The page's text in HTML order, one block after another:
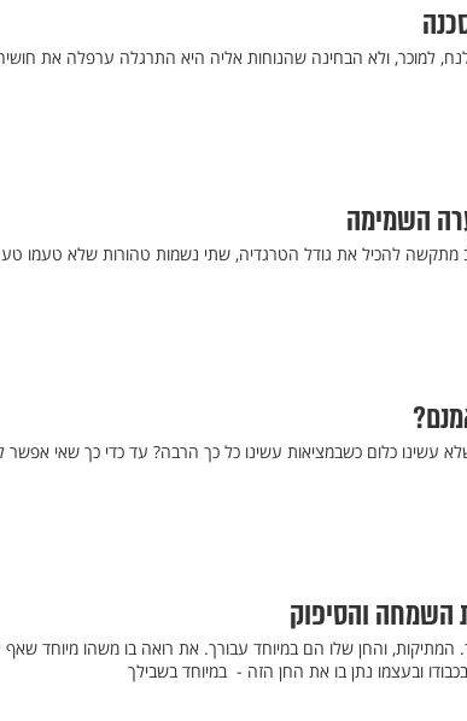
למוכר, ולא הבחינה שהנוחות אליה היא התרגלה ערפלה את
השמימה
מתקשה להכיל את גודל הטרגדיה, שתי נשמות טהורות שלא טעמו
עשינו כלום כשבמציאות עשינו כל כך הרבה? עד כדי כך שאי אפשר
השמחה והסיפוק
והחן שלו הם במיוחד עבורך. את רואה בו משהו מיוחד
ובעצמו נתן בו את החן הזה - במיוחד בשבילך